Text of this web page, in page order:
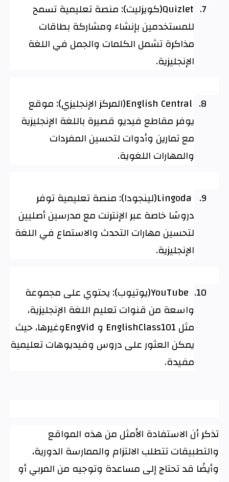
7.
Quizlet(كويزليت): منصة تعليمية تسمح
للمستخدمين بإنشاء ومشاركة بطاقات
مذاكرة تشمل الكلمات والجمل في اللغة
الإنجليزية.
8.
English Central(المركز الإنجليزي): موقع
يوفر مقاطع فيديو قصيرة باللغة الإنجليزية
مع تمارين وأدوات لتحسين المفردات
والمهارات اللغوية.
9.
Lingoda(لينجودا): منصة تعليمية توفر
دروسًا خاصة عبر الإنترنت مع مدرسين أصليين
لتحسين مهارات التحدث والاستماع في اللغة
الإنجليزية.
10.
YouTube(يوتيوب): يحتوي على مجموعة
واسعة من قنوات تعليم اللغة الإنجليزية،
مثل EnglishClass101 و EngVidوغيرها، حيث
يمكن العثور على دروس وفيديوهات تعليمية
مفيدة.
تذكر أن الاستفادة الأمثل من هذه المواقع
والتطبيقات تتطلب الالتزام والممارسة الدورية،
وأيضًا قد تحتاج إلى مساعدة وتوجيه من المربي أو